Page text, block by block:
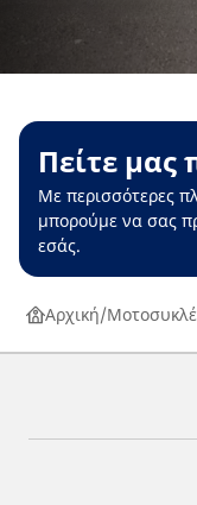
Πείτε μας
Με περισσότερες
μπορούμε να σας
εσάς.
Αρχική